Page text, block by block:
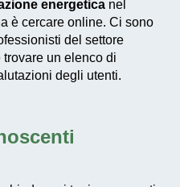
energetica nel
è cercare online. Ci sono
del settore
un elenco di
degli utenti.